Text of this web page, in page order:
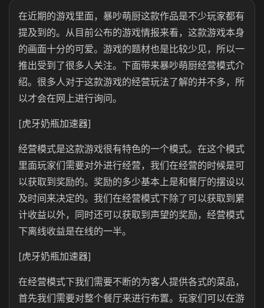
在近期的游戏里面，暴吵萌厨这款作品是不少玩家都有
提及到的。从目前公布的游戏情报来看，这款游戏本身
的画面十分的可爱。游戏的题材也是比较少见，所以一
推出受到了很多人关注。下面带来暴吵萌厨经营模式介
绍。很多人对于这款游戏的经营玩法了解的并不多，所
以才会在网上进行询问。
[虎牙奶瓶加速器]
经营模式是这款游戏很有特色的一个模式。在这个模式
里面玩家们需要对外进行经营，我们在经营的时候是可
以获取到奖励的。奖励的多少基本上是和餐厅的摆设以
及时间来决定的。我们在经营模式下除了可以获取到累
计收益以外，同时还可以获取到声望的奖励，经营模式
下离线收益是在线的一半。
[虎牙奶瓶加速器]
在经营模式下我们需要不断的为客人提供各式的菜品，
首先我们需要对整个餐厅来进行布置。玩家们可以在游